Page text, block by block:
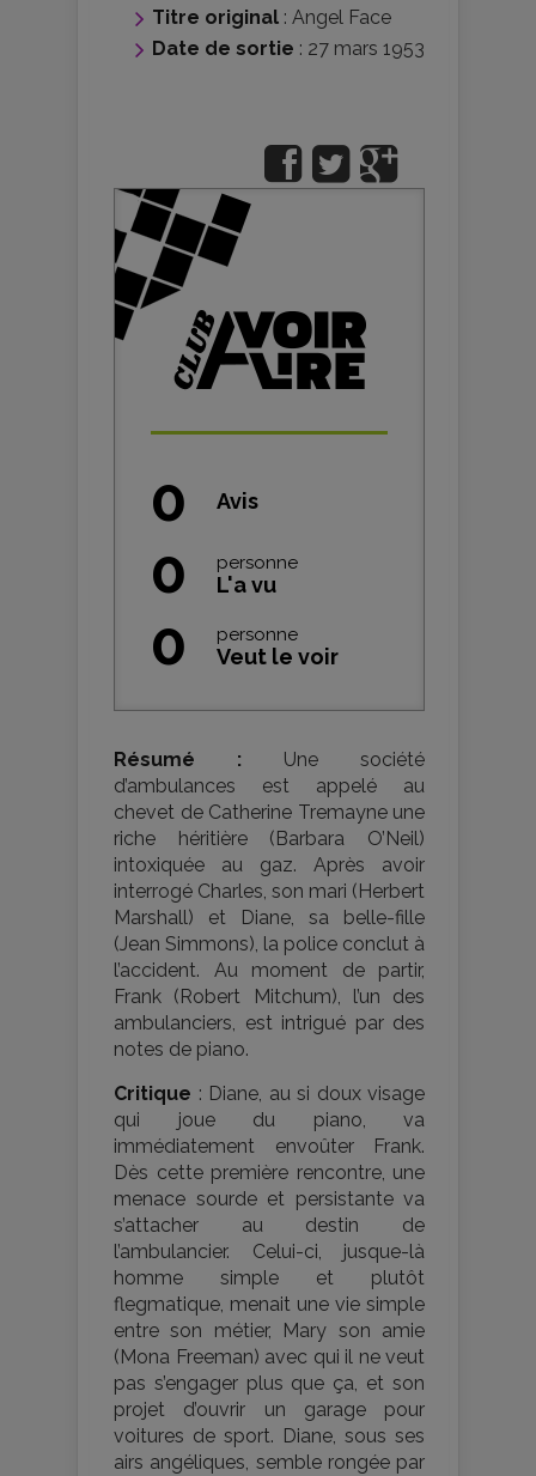
Titre original : Angel Face
Date de sortie : 27 mars 1953
0 Avis
0 personne
L'a vu
0 personne
Veut le voir
Résumé : Une société
d’ambulances est appelé au
chevet de Catherine Tremayne une
riche héritière (Barbara O’Neil)
intoxiquée au gaz. Après avoir
interrogé Charles, son mari (Herbert
Marshall) et Diane, sa belle-fille
(Jean Simmons), la police conclut à
l’accident. Au moment de partir,
Frank (Robert Mitchum), l’un des
ambulanciers, est intrigué par des
notes de piano.
Critique : Diane, au si doux visage
qui joue du piano, va
immédiatement envoûter Frank.
Dès cette première rencontre, une
menace sourde et persistante va
s’attacher au destin de
l’ambulancier. Celui-ci, jusque-là
homme simple et plutôt
flegmatique, menait une vie simple
entre son métier, Mary son amie
(Mona Freeman) avec qui il ne veut
pas s’engager plus que ça, et son
projet d’ouvrir un garage pour
voitures de sport. Diane, sous ses
airs angéliques, semble rongée par